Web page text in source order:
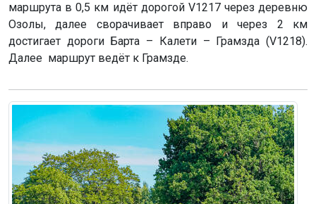
маршрута в 0,5 км идёт дорогой V1217 через деревню
Озолы, далее сворачивает вправо и через 2 км
достигает дороги Барта – Калети – Грамзда (V1218).
Далее маршрут ведёт к Грамзде.